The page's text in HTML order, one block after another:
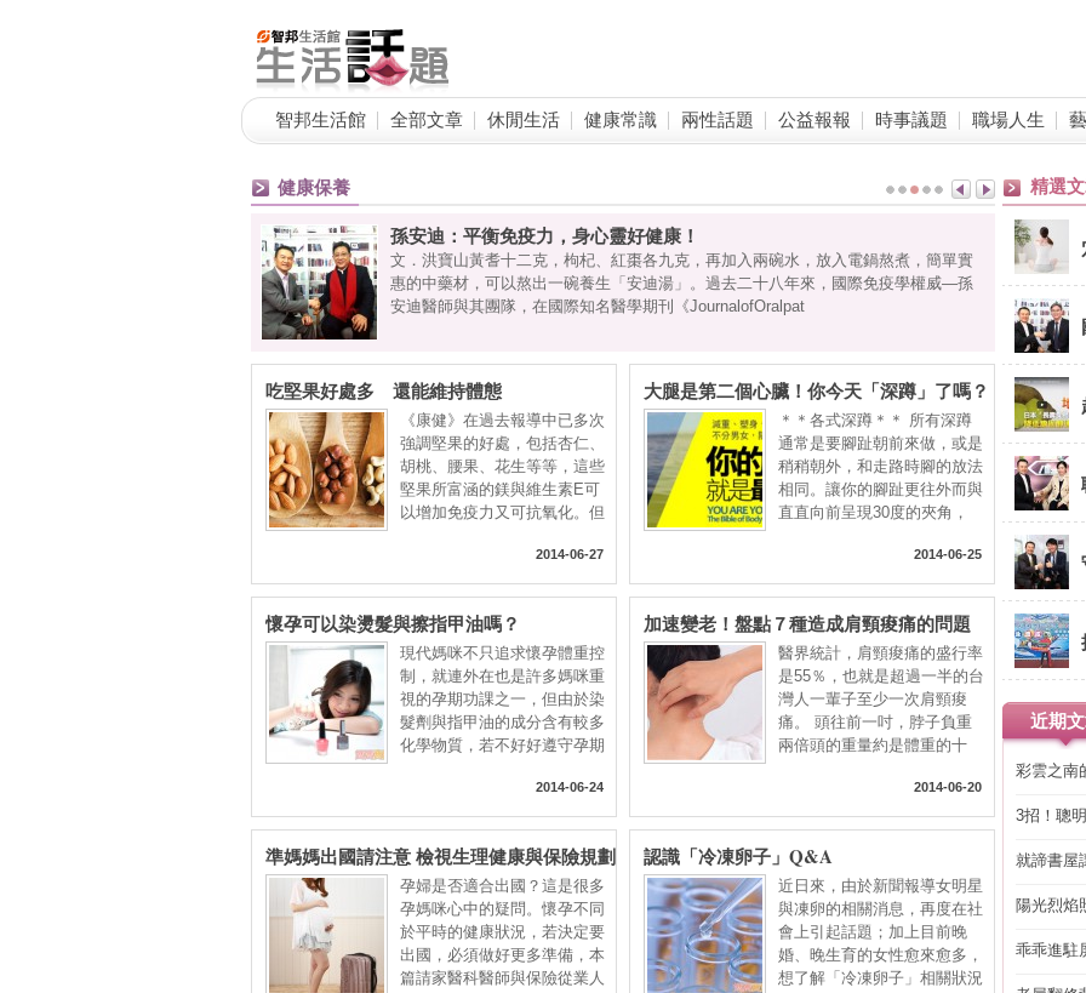
智邦生活館 全部文章 休閒生活 健康常識 兩性話題 公益報報 時事議題 職場人生
健康保養
孫安迪：平衡免疫力，身心靈好健康！
文．洪寶山黃耆十二克，枸杞、紅棗各九克，再加入兩碗水，放入電鍋熬煮，簡單實
惠的中藥材，可以熬出一碗養生「安迪湯」。過去二十八年來，國際免疫學權威—孫
安迪醫師與其團隊，在國際知名醫學期刊《JournalofOralpat
吃堅果好處多 還能維持體態
《康健》在過去報導中已多次
強調堅果的好處，包括杏仁、
胡桃、腰果、花生等等，這些
堅果所富涵的鎂與維生素E可
以增加免疫力又可抗氧化。但
2014-06-27
大腿是第二個心臟！你今天「深蹲」了嗎？
＊＊各式深蹲＊＊ 所有深蹲
通常是要腳趾朝前來做，或是
稍稍朝外，和走路時腳的放法
相同。讓你的腳趾更往外而與
直直向前呈現30度的夾角，
2014-06-25
懷孕可以染燙髮與擦指甲油嗎？
現代媽咪不只追求懷孕體重控
制，就連外在也是許多媽咪重
視的孕期功課之一，但由於染
髮劑與指甲油的成分含有較多
化學物質，若不好好遵守孕期
2014-06-24
加速變老！盤點７種造成肩頸痠痛的問題
醫界統計，肩頸痠痛的盛行率
是55％，也就是超過一半的台
灣人一輩子至少一次肩頸痠
痛。 頭往前一吋，脖子負重
兩倍頭的重量約是體重的十
2014-06-20
準媽媽出國請注意 檢視生理健康與保險規劃
孕婦是否適合出國？這是很多
孕媽咪心中的疑問。懷孕不同
於平時的健康狀況，若決定要
出國，必須做好更多準備，本
篇請家醫科醫師與保險從業人
認識「冷凍卵子」Q&A
近日來，由於新聞報導女明星
與凍卵的相關消息，再度在社
會上引起話題；加上目前晚
婚、晚生育的女性愈來愈多，
想了解「冷凍卵子」相關狀況
精選
近期
彩雲之南
3招！聰
就諦書屋
陽光烈焰
乖乖進駐